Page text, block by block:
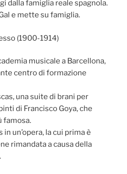
dalla famiglia reale spagnola.
e mette su famiglia.
(1900-1914)
musicale a Barcellona,
centro di formazione
una suite di brani per
di Francisco Goya, che
famosa.
in un’opera, la cui prima è
rimandata a causa della